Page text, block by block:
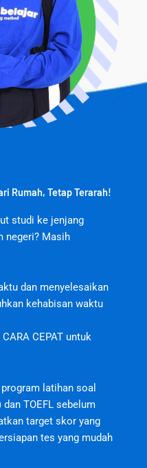
Rumah, Tetap Terarah!
studi ke jenjang
negeri? Masih
dan menyelesaikan
kehabisan waktu
CEPAT untuk
latihan soal
TOEFL sebelum
target skor yang
tes yang mudah